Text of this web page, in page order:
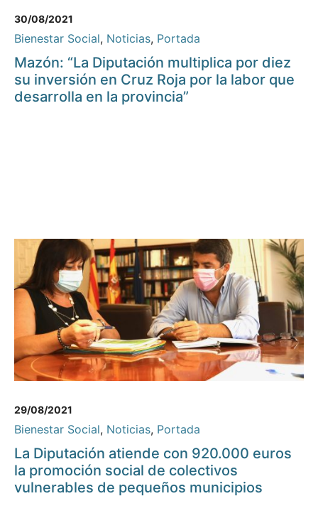
30/08/2021
Bienestar Social, Noticias, Portada
Mazón: “La Diputación multiplica por diez
su inversión en Cruz Roja por la labor que
desarrolla en la provincia”
29/08/2021
Bienestar Social, Noticias, Portada
La Diputación atiende con 920.000 euros
la promoción social de colectivos
vulnerables de pequeños municipios